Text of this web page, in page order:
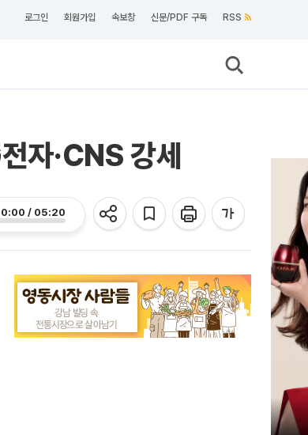
로그인 회원가입 속보창 신문/PDF 구독 RSS
자·CNS 강세
/ 05:20